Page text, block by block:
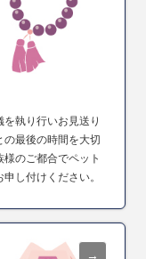
執り行いお見送り
最後の時間を大切
のご都合でペット
し付けください。